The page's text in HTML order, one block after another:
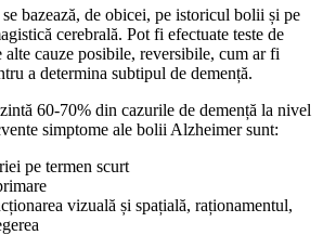
bazează, de obicei, pe istoricul bolii și pe
cerebrală. Pot fi efectuate teste de
alte cauze posibile, reversibile, cum ar fi
a determina subtipul de demență.
60-70% din cazurile de demență la nivel
simptome ale bolii Alzheimer sunt:
pe termen scurt
vizuală și spațială, raționamentul,